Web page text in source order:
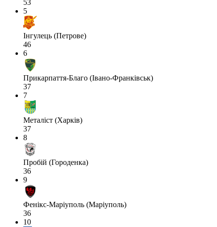
53
5
Інгулець (Петрове)
46
6
Прикарпаття-Благо (Івано-Франківськ)
37
7
Металіст (Харків)
37
8
Пробій (Городенка)
36
9
Фенікс-Маріуполь (Маріуполь)
36
10